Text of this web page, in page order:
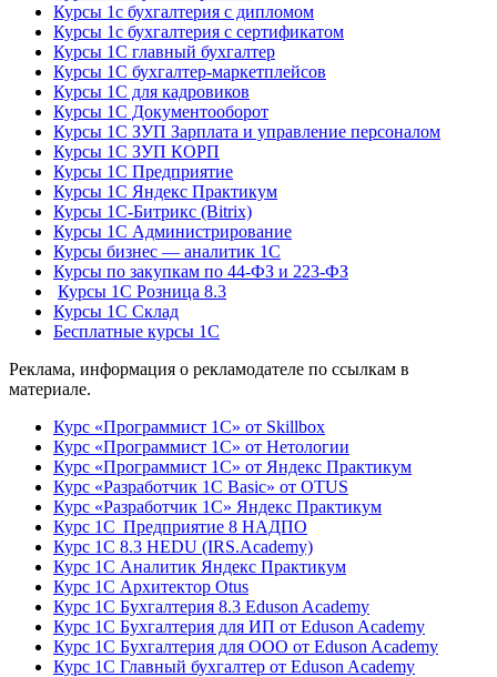
Курсы 1с бухгалтерия с дипломом
Курсы 1с бухгалтерия с сертификатом
Курсы 1С главный бухгалтер
Курсы 1С бухгалтер-маркетплейсов
Курсы 1С для кадровиков
Курсы 1С Документооборот
Курсы 1С ЗУП Зарплата и управление персоналом
Курсы 1С ЗУП КОРП
Курсы 1С Предприятие
Курсы 1С Яндекс Практикум
Курсы 1С-Битрикс (Bitrix)
Курсы 1С Администрирование
Курсы бизнес — аналитик 1С
Курсы по закупкам по 44‑ФЗ и 223‑ФЗ
Курсы 1С Розница 8.3
Курсы 1С Склад
Бесплатные курсы 1С
Реклама, информация о рекламодателе по ссылкам в
материале.
Курс «Программист 1С» от Skillbox
Курс «Программист 1С» от Нетологии
Курс «Программист 1С» от Яндекс Практикум
Курс «Разработчик 1С Basic» от OTUS
Курс «Разработчик 1С» Яндекс Практикум
Курс 1С Предприятие 8 НАДПО
Курс 1С 8.3 HEDU (IRS.Academy)
Курс 1С Аналитик Яндекс Практикум
Курс 1С Архитектор Otus
Курс 1С Бухгалтерия 8.3 Eduson Academy
Курс 1С Бухгалтерия для ИП от Eduson Academy
Курс 1С Бухгалтерия для ООО от Eduson Academy
Курс 1С Главный бухгалтер от Eduson Academy